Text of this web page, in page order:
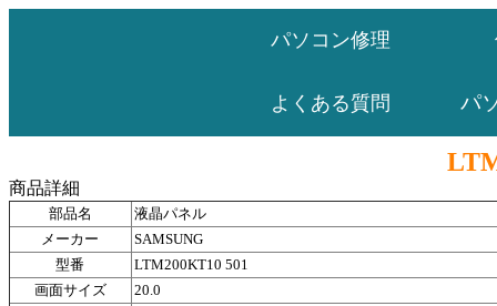
パソコン修理
よくある質問 パ
商品詳細
部品名
液晶パネル
メーカー
SAMSUNG
型番
LTM200KT10 501
画面サイズ
20.0